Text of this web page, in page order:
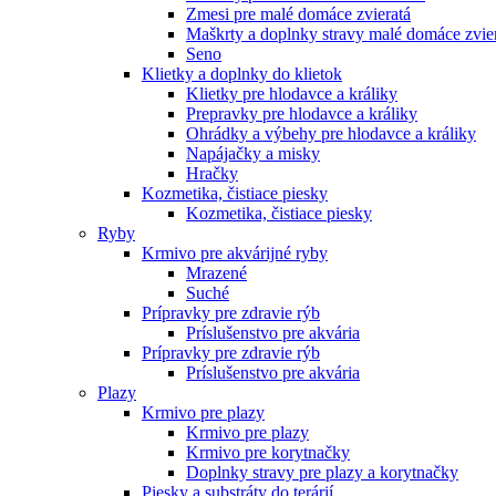
Zmesi pre malé domáce zvieratá
Maškrty a doplnky stravy malé domáce
Seno
Klietky a doplnky do klietok
Klietky pre hlodavce a králiky
Prepravky pre hlodavce a králiky
Ohrádky a výbehy pre hlodavce a králiky
Napájačky a misky
Hračky
Kozmetika, čistiace piesky
Kozmetika, čistiace piesky
Ryby
Krmivo pre akvárijné ryby
Mrazené
Suché
Prípravky pre zdravie rýb
Príslušenstvo pre akvária
Prípravky pre zdravie rýb
Príslušenstvo pre akvária
Plazy
Krmivo pre plazy
Krmivo pre plazy
Krmivo pre korytnačky
Doplnky stravy pre plazy a korytnačky
Piesky a substráty do terárií